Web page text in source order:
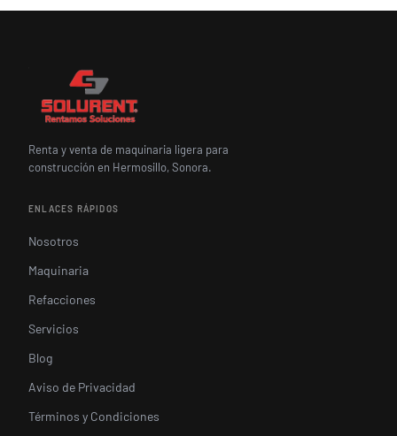
Renta y venta de maquinaria ligera para
construcción en Hermosillo, Sonora.
ENLACES RÁPIDOS
Nosotros
Maquinaria
Refacciones
Servicios
Blog
Aviso de Privacidad
Términos y Condiciones